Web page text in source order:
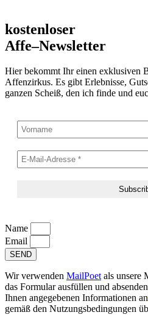
kostenloser
Affe–Newsletter
Hier bekommt Ihr einen exklusiven
Affenzirkus. Es gibt Erlebnisse,
ganzen Scheiß, den ich finde und
Name
Email
SEND
Wir verwenden MailPoetals unsere
das Formular ausfüllen und
Ihnen angegebenen Informationen an
gemäß den Nutzungsbedingungen